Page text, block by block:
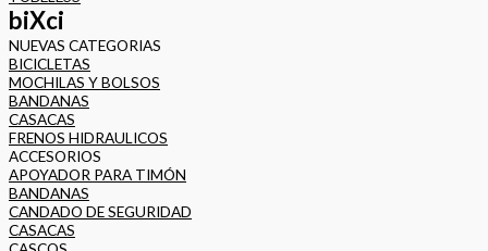
biXci
NUEVAS CATEGORIAS
BICICLETAS
MOCHILAS Y BOLSOS
BANDANAS
CASACAS
FRENOS HIDRAULICOS
ACCESORIOS
APOYADOR PARA TIMÓN
BANDANAS
CANDADO DE SEGURIDAD
CASACAS